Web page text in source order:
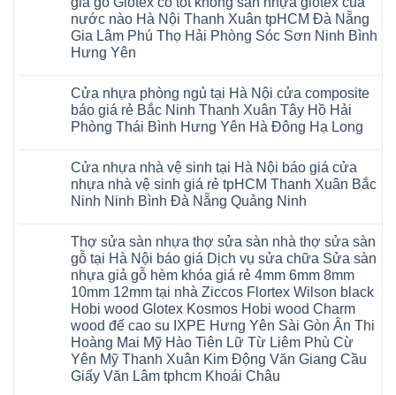
Dương
Huế
Cần
Thơ
Đà
Đức
Hoài
Đức
Ninh
Phòng
Tứ
Kỳ
Đan
Phượng
Quảng
Ninh
Thanh
Miện
Nghệ
An
Thanh
Hà
Bình
Thái
Bình
Thanh
Nẵng
Khánh
Hải
Phòng
Hưng
Yên
Nghệ
An
Quảng
Thọ
Bắc
Ninh
Tuyên
Lâm
Thanh
Xuân
Hà
Nội
Từ
Liêm
Đan
Phượng
Bình
Hải
Phòng
quan
tâm
Nghệ
An
Bắc
Ninh
Tuyên
Nguyên
uy
tín
hàng
đầu
đã
định
tại
Việt
Nam
Sàn
nhựa
Fukione
giả
gỗ
4mm
6mm
đế
cao
su
ở
Sàn
nhựa
Glotex
và
composite
giả
vân
gỗ
tạo
sang
trọng
nước nào Hà Nội Thanh Xuân tpHCM Đà Nẵng
Gia Lâm Phú Thọ Hải Phòng Sóc Sơn Ninh Bình
Hưng Yên
bình
luận
ở
Sàn
4mm
giá
bao
nhiêu
Sàn
Glotex
có
tốt
không
sàn
nhựa
glotex
nước
nào
Hà
Nội
Cửa nhựa phòng ngủ tại Hà Nội cửa composite
báo giá rẻ Bắc Ninh Thanh Xuân Tây Hồ Hải
Phòng Thái Bình Hưng Yên Hà Đông Hạ Long
bình
luận
ở
Cửa
ngủ
tại
Hà
Nội
cửa
composite
báo
giá
rẻ
Bắc
Ninh
Thanh
Xuân
Cửa nhựa nhà vệ sinh tại Hà Nội báo giá cửa
nhựa nhà vệ sinh giá rẻ tpHCM Thanh Xuân Bắc
Ninh Ninh Bình Đà Nẵng Quảng Ninh
bình
luận
ở
Cửa
nhựa
nhà
vệ
sinh
tại
Hà
Nội
giá
Thợ sửa sàn nhựa thợ sửa sàn nhà thợ sửa sàn
gỗ tại Hà Nội báo giá Dịch vụ sửa chữa Sửa sàn
nhựa giả gỗ hèm khóa giá rẻ 4mm 6mm 8mm
10mm 12mm tại nhà Ziccos Flortex Wilson black
Hobi wood Glotex Kosmos Hobi wood Charm
wood đế cao su IXPE Hưng Yên Sài Gòn Ân Thi
Hoàng Mai Mỹ Hào Tiên Lữ Từ Liêm Phù Cừ
Yên Mỹ Thanh Xuân Kim Động Văn Giang Cầu
Giấy Văn Lâm tphcm Khoái Châu